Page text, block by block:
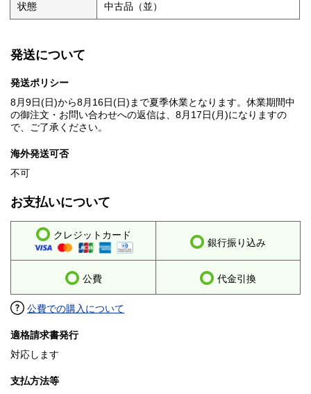
状態 中古品（並）
発送について
発送ポリシー
8月9日(日)から8月16日(日)まで夏季休業となります。休業期間中
の御注文・お問い合わせへの返信は、8月17日(月)になりますの
で、ご了承ください。
海外発送可否
不可
お支払いについて
クレジットカード
銀行振り込み
公費 代金引換
公費での購入について
適格請求書発行
対応します
支払方法等